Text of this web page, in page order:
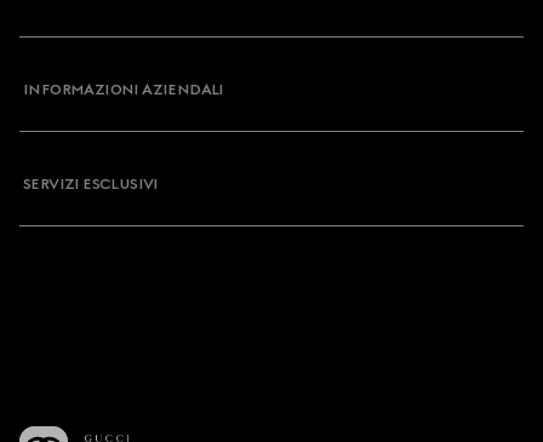
INFORMAZIONI AZIENDALI
SERVIZI ESCLUSIVI